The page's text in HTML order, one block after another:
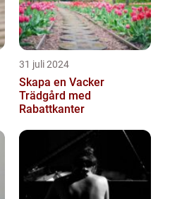
31 juli 2024
Skapa en Vacker
Trädgård med
Rabattkanter